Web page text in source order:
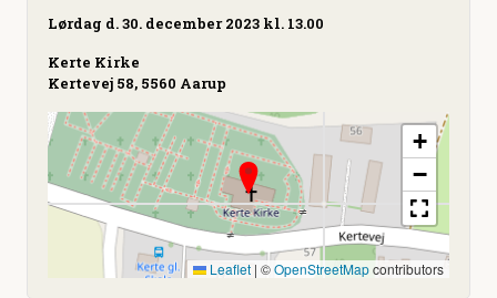
Lørdag d. 30. december 2023 kl. 13.00
Kerte Kirke
Kertevej 58, 5560 Aarup
+
−
Leaflet | ©OpenStreetMapcontributors